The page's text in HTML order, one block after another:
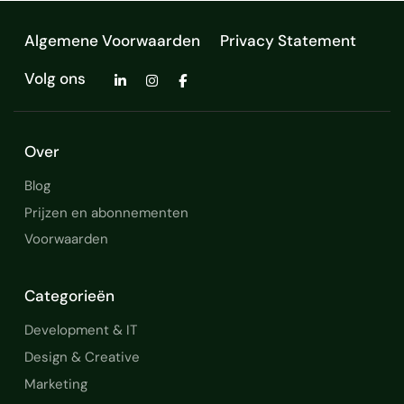
Algemene Voorwaarden
Privacy Statement
Volg ons
Over
Blog
Prijzen en abonnementen
Voorwaarden
Categorieën
Development & IT
Design & Creative
Marketing